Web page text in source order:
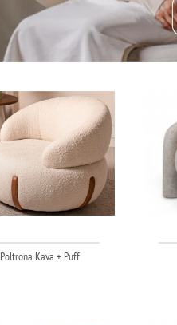
Poltrona Kava + Puff